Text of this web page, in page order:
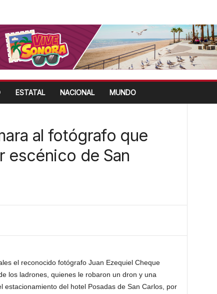
ESTATAL NACIONAL MUNDO
al fotógrafo que
escénico de San
el reconocido fotógrafo Juan Ezequiel Cheque
los ladrones, quienes le robaron un dron y una
del hotel Posadas de San Carlos, por